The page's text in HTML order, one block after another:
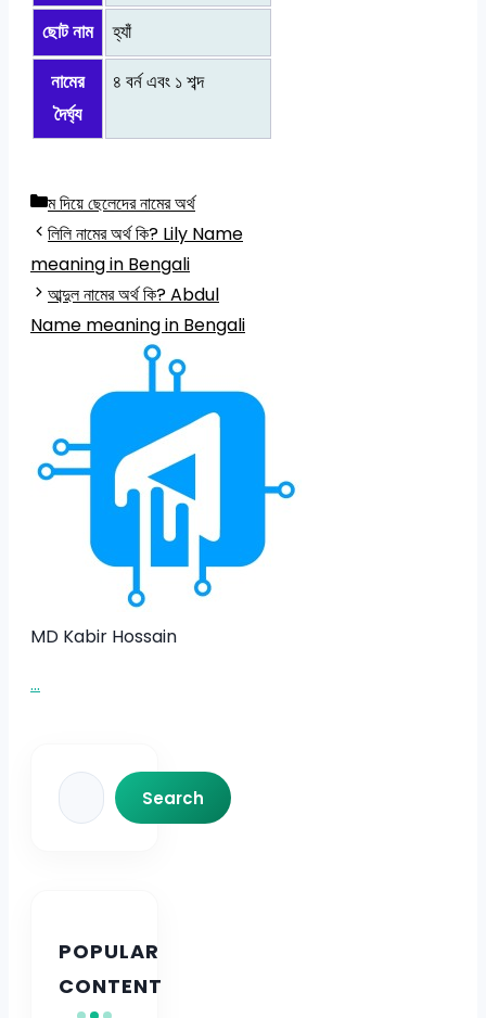
ছোট নাম হ্যাঁ
নামের
দৈর্ঘ্য
৪ বর্ন এবং ১ শব্দ
Categories
ম দিয়ে ছেলেদের নামের অর্থ
লিলি নামের অর্থ কি? Lily Name
meaning in Bengali
আব্দুল নামের অর্থ কি? Abdul
Name meaning in Bengali
MD Kabir Hossain
...
Search
Search
POPULAR
CONTENT